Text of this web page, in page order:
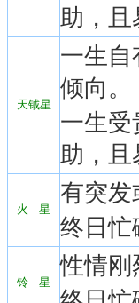
助，且
天钺星
一生自
倾向。
一生受
助，且
火 星
有突发
终日忙
铃 星
性情刚